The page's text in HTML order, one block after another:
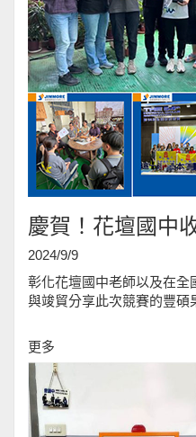
慶賀！花壇國中
2024/9/9
彰化花壇國中老師以及在全
與竣貿分享此次競賽的豐碩
更多